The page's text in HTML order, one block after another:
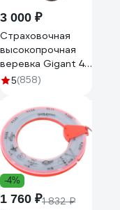
3 000 ₽
Страховочная
высокопрочная
веревка Gigant 48
прядей, 10 мм х50
5(858)
-4%
1 760 ₽1 832 ₽